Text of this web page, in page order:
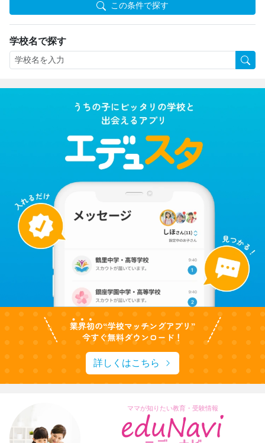
この条件で探す
学校名で探す
詳しくはこちら
ママが知りたい教育・受験情報